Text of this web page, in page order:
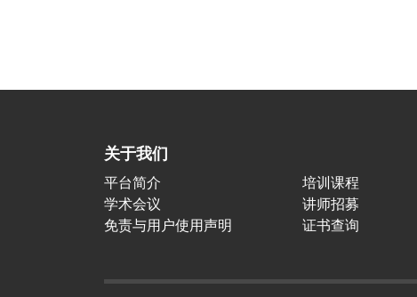
关于我们
平台简介
培训课程
学术会议
讲师招募
免责与用户使用声明
证书查询